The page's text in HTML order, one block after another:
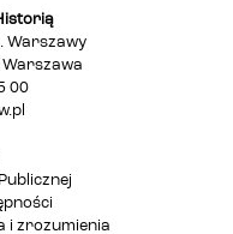
Warszawy
Warszawa
00
i zrozumienia